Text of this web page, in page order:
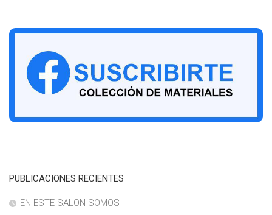
PUBLICACIONES RECIENTES
EN ESTE SALON SOMOS